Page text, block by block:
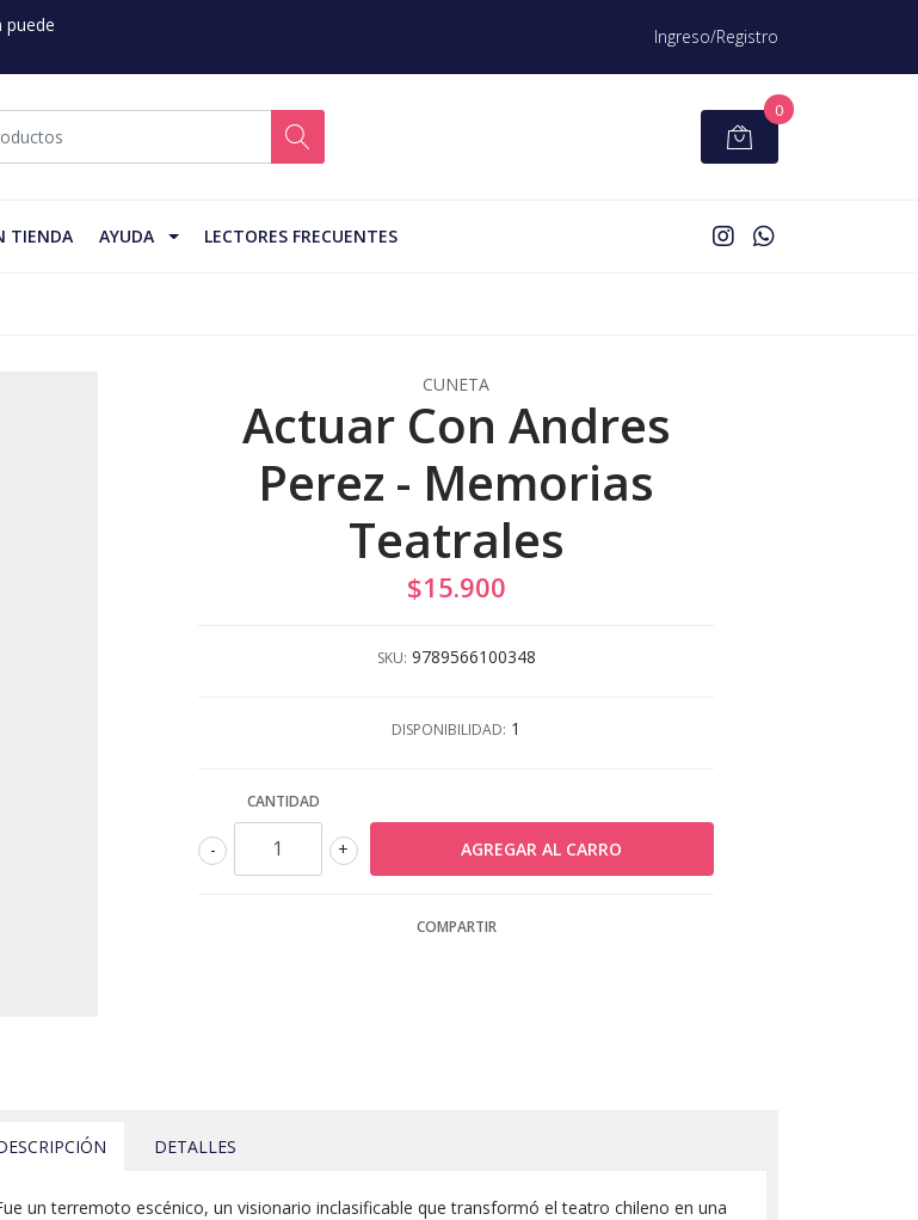
puede
Ingreso/Registro
0
TIENDA AYUDA LECTORES FRECUENTES
CUNETA
Actuar Con Andres
Perez - Memorias
Teatrales
$15.900
SKU: 9789566100348
DISPONIBILIDAD: 1
CANTIDAD
+
-
COMPARTIR
DETALLES
un terremoto escénico, un visionario inclasificable que transformó el teatro chileno en una